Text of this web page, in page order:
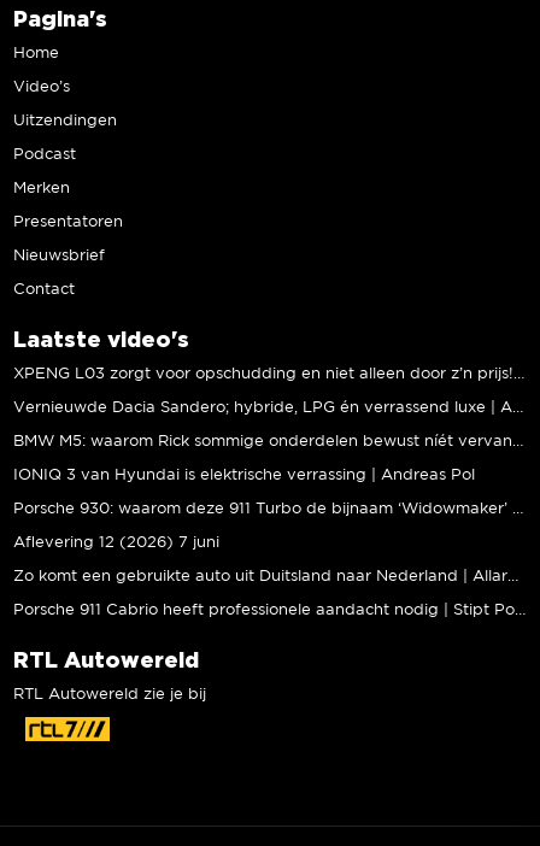
Pagina's
Home
Video’s
Uitzendingen
Podcast
Merken
Presentatoren
Nieuwsbrief
Contact
Laatste video's
IONIQ 3 van Hyundai is elektrische verrassing | Andreas Pol
Aflevering 12 (2026) 7 juni
RTL Autowereld
RTL Autowereld zie je bij